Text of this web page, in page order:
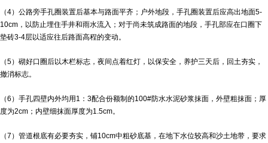
（4）公路旁手孔圈装置后基本与路面平齐；户外地段，手孔圈装置后应高出地面5-
10cm，以防止埋住手井和雨水流入；对于尚未筑成路面的地段，手孔部应在口圈下
垫砖3-4层以适应往后路面高程的变动。
（5）砌好口圈后以木栏标志，夜间点着红灯，以保安全，养护三天后，回土夯实，
撤消标志。
（6）手孔四壁内外均用1：3配合份额制的100#防水水泥砂浆抹面，外壁粗抹面；厚
度为2cm；内壁细抹面厚度为1.5cm。
（7）管道根底有必要夯实，铺10cm中粗砂底基，在地下水位较高和沙土地带，要求